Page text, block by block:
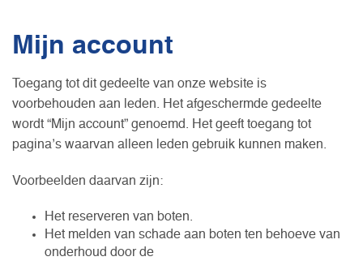
Mijn account
Toegang tot dit gedeelte van onze website is
voorbehouden aan leden. Het afgeschermde gedeelte
wordt “Mijn account” genoemd. Het geeft toegang tot
pagina’s waarvan alleen leden gebruik kunnen maken.
Voorbeelden daarvan zijn:
Het reserveren van boten.
Het melden van schade aan boten ten behoeve van
onderhoud door de